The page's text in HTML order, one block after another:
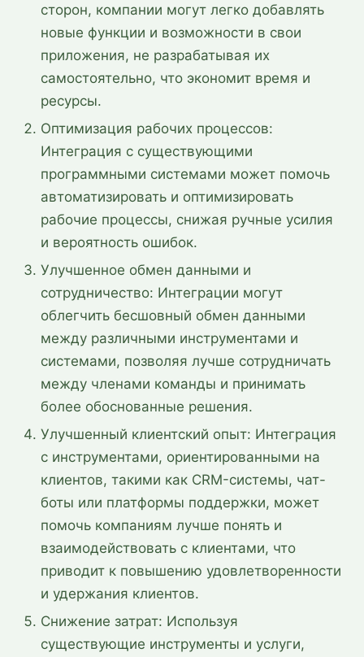
сторон, компании могут легко добавлять
новые функции и возможности в свои
приложения, не разрабатывая их
самостоятельно, что экономит время и
ресурсы.
Оптимизация рабочих процессов:
Интеграция с существующими
программными системами может помочь
автоматизировать и оптимизировать
рабочие процессы, снижая ручные усилия
и вероятность ошибок.
Улучшенное обмен данными и
сотрудничество: Интеграции могут
облегчить бесшовный обмен данными
между различными инструментами и
системами, позволяя лучше сотрудничать
между членами команды и принимать
более обоснованные решения.
Улучшенный клиентский опыт: Интеграция
с инструментами, ориентированными на
клиентов, такими как CRM-системы, чат-
боты или платформы поддержки, может
помочь компаниям лучше понять и
взаимодействовать с клиентами, что
приводит к повышению удовлетворенности
и удержания клиентов.
Снижение затрат: Используя
существующие инструменты и услуги,